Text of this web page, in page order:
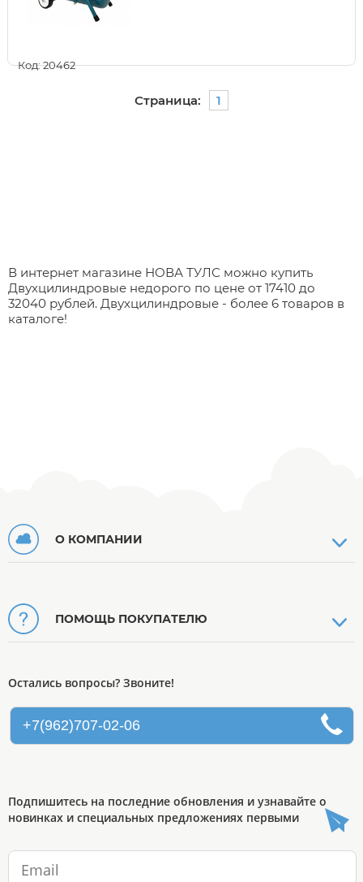
Код: 20462
Страница: 1
В интернет магазине НОВА ТУЛС можно купить
Двухцилиндровые недорого по цене от 17410 до
32040 рублей. Двухцилиндровые - более 6 товаров в
каталоге!
О КОМПАНИИ
ПОМОЩЬ ПОКУПАТЕЛЮ
Остались вопросы? Звоните!
+7(962)707-02-06
Подпишитесь на последние обновления и узнавайте о
новинках и специальных предложениях первыми